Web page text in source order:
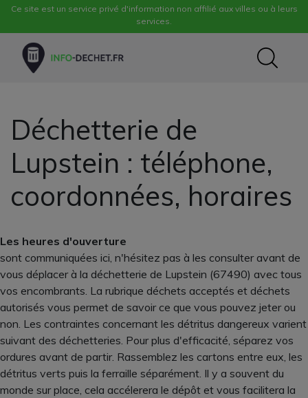
Ce site est un service privé d'information non affilié aux villes ou à leurs
services.
Déchetterie de
Lupstein : téléphone,
coordonnées, horaires
Les heures d'ouverture
sont communiquées ici, n'hésitez pas à les consulter avant de
vous déplacer à la déchetterie de Lupstein (67490) avec tous
vos encombrants. La rubrique déchets acceptés et déchets
autorisés vous permet de savoir ce que vous pouvez jeter ou
non. Les contraintes concernant les détritus dangereux varient
suivant des déchetteries. Pour plus d'efficacité, séparez vos
ordures avant de partir. Rassemblez les cartons entre eux, les
détritus verts puis la ferraille séparément. Il y a souvent du
monde sur place, cela accélerera le dépôt et vous facilitera la